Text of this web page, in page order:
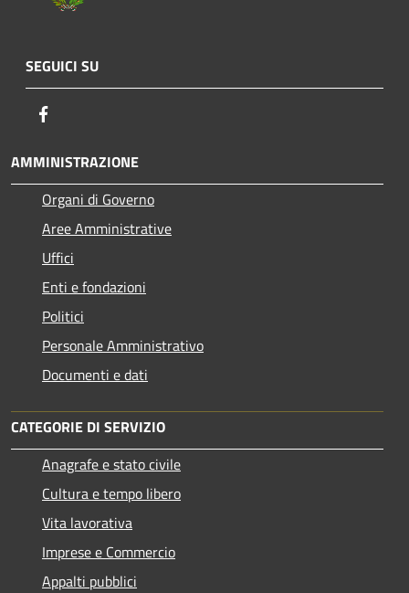
SEGUICI SU
AMMINISTRAZIONE
Organi di Governo
Aree Amministrative
Uffici
Enti e fondazioni
Politici
Personale Amministrativo
Documenti e dati
CATEGORIE DI SERVIZIO
Anagrafe e stato civile
Cultura e tempo libero
Vita lavorativa
Imprese e Commercio
Appalti pubblici